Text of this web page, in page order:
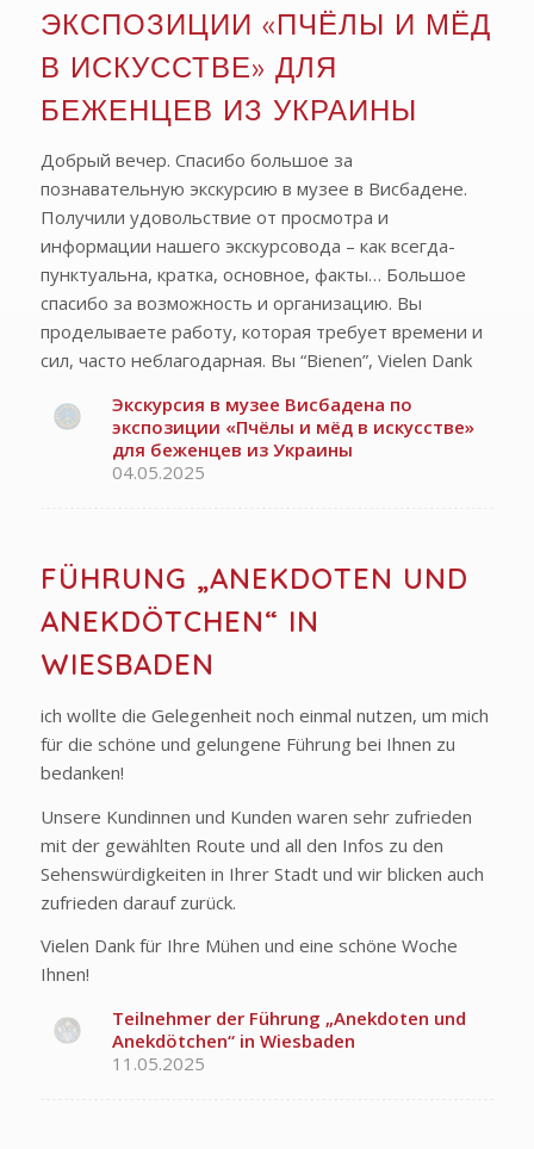
ЭКСПОЗИЦИИ «ПЧЁЛЫ И МЁД
В ИСКУССТВЕ» ДЛЯ
БЕЖЕНЦЕВ ИЗ УКРАИНЫ
Добрый вечер. Спасибо большое за
познавательную экскурсию в музее в Висбадене.
Получили удовольствие от просмотра и
информации нашего экскурсовода – как всегда-
пунктуальна, кратка, основное, факты… Большое
спасибо за возможность и организацию. Вы
проделываете работу, которая требует времени и
сил, часто неблагодарная. Вы “Bienen”, Vielen Dank
Экскурсия в музее Висбадена по
экспозиции «Пчёлы и мёд в искусстве»
для беженцев из Украины
04.05.2025
FÜHRUNG „ANEKDOTEN UND
ANEKDÖTCHEN“ IN
WIESBADEN
ich wollte die Gelegenheit noch einmal nutzen, um mich
für die schöne und gelungene Führung bei Ihnen zu
bedanken!
Unsere Kundinnen und Kunden waren sehr zufrieden
mit der gewählten Route und all den Infos zu den
Sehenswürdigkeiten in Ihrer Stadt und wir blicken auch
zufrieden darauf zurück.
Vielen Dank für Ihre Mühen und eine schöne Woche
Ihnen!
Teilnehmer der Führung „Anekdoten und
Anekdötchen“ in Wiesbaden
11.05.2025